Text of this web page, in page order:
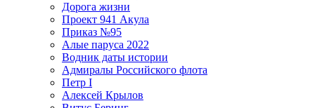
Дорога жизни
Проект 941 Акула
Приказ №95
Алые паруса 2022
Водник даты истории
Адмиралы Российского флота
Петр I
Алексей Крылов